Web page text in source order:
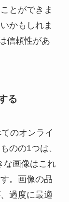
とができま
かもしれま
信頼性があ
る
のオンライ
のの1つは、
な画像はこれ
。画像の品
過度に最適